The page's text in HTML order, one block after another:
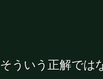
そういう正解では